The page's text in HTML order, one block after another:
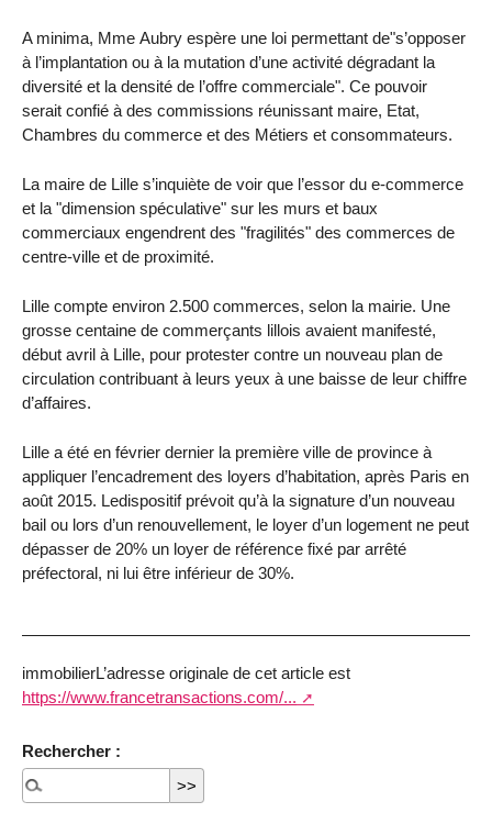
A minima, Mme Aubry espère une loi permettant de"s’opposer
à l’implantation ou à la mutation d’une activité dégradant la
diversité et la densité de l’offre commerciale". Ce pouvoir
serait confié à des commissions réunissant maire, Etat,
Chambres du commerce et des Métiers et consommateurs.
La maire de Lille s’inquiète de voir que l’essor du e-commerce
et la "dimension spéculative" sur les murs et baux
commerciaux engendrent des "fragilités" des commerces de
centre-ville et de proximité.
Lille compte environ 2.500 commerces, selon la mairie. Une
grosse centaine de commerçants lillois avaient manifesté,
début avril à Lille, pour protester contre un nouveau plan de
circulation contribuant à leurs yeux à une baisse de leur chiffre
d’affaires.
Lille a été en février dernier la première ville de province à
appliquer l’encadrement des loyers d’habitation, après Paris en
août 2015. Ledispositif prévoit qu’à la signature d’un nouveau
bail ou lors d’un renouvellement, le loyer d’un logement ne peut
dépasser de 20% un loyer de référence fixé par arrêté
préfectoral, ni lui être inférieur de 30%.
immobilierL’adresse originale de cet article est
https://www.francetransactions.com/...
Rechercher :